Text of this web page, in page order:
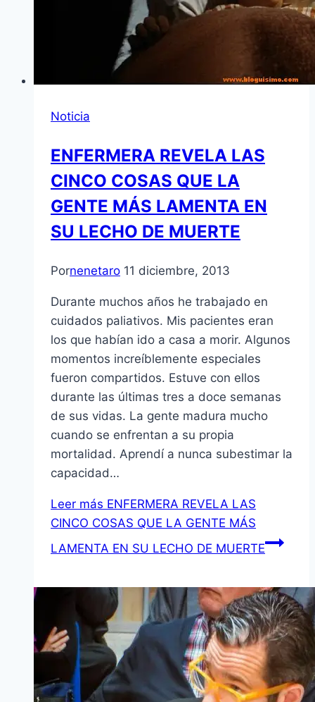
Noticia
ENFERMERA REVELA LAS
CINCO COSAS QUE LA
GENTE MÁS LAMENTA EN
SU LECHO DE MUERTE
Pornenetaro 11 diciembre, 2013
Durante muchos años he trabajado en
cuidados paliativos. Mis pacientes eran
los que habían ido a casa a morir. Algunos
momentos increíblemente especiales
fueron compartidos. Estuve con ellos
durante las últimas tres a doce semanas
de sus vidas. La gente madura mucho
cuando se enfrentan a su propia
mortalidad. Aprendí a nunca subestimar la
capacidad…
Leer más ENFERMERA REVELA LAS
CINCO COSAS QUE LA GENTE MÁS
LAMENTA EN SU LECHO DE MUERTE